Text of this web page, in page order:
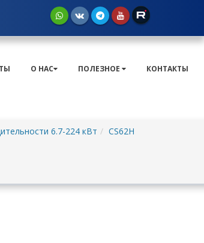
О НАС ПОЛЕЗНОЕ КОНТАКТЫ
6.7-224 кВт
CS62H